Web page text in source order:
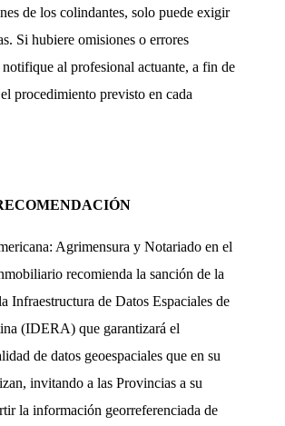
de los colindantes, solo puede exigir
Si hubiere omisiones o errores
notifique al profesional actuante, a fin de
procedimiento previsto en cada
Agrimensura y Notariado en el
recomienda la sanción de la
Infraestructura de Datos Espaciales de
(IDERA) que garantizará el
de datos geoespaciales que en su
invitando a las Provincias a su
la información georreferenciada de